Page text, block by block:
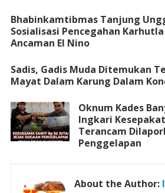
Bhabinkamtibmas Tanjung
Sosialisasi Pencegahan
Ancaman El Nino
Sadis, Gadis Muda Ditemukan
Mayat Dalam Karung Dalam
Oknum Kades
Ingkari
Terancam
Penggelapan
About the Author: